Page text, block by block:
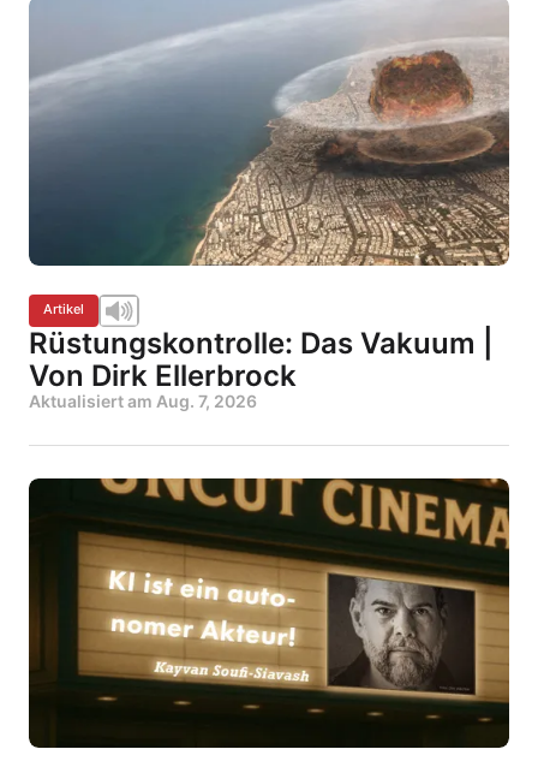
Artikel
Rüstungskontrolle: Das Vakuum |
Von Dirk Ellerbrock
Aktualisiert am Aug. 7, 2026